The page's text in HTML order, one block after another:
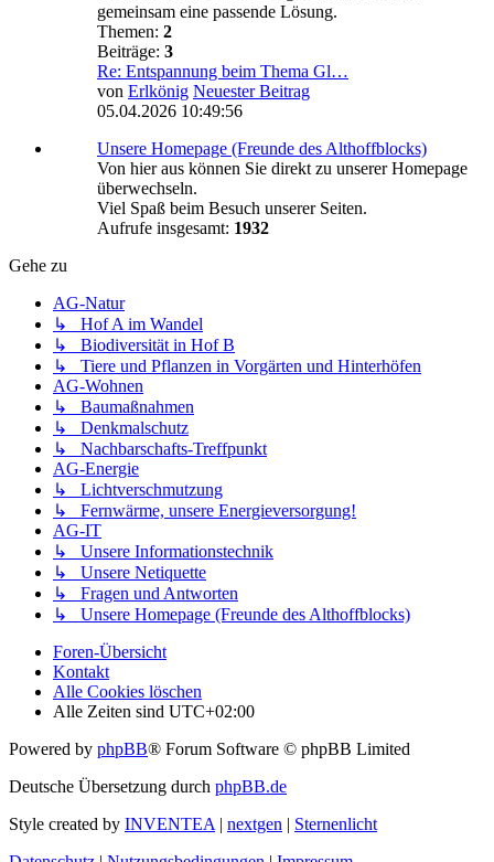
gemeinsam eine passende Lösung.
Themen: 2
Beiträge: 3
Re: Entspannung beim Thema Gl…
von Erlkönig Neuester Beitrag
05.04.2026 10:49:56
Unsere Homepage (Freunde des Althoffblocks)
Von hier aus können Sie direkt zu unserer Homepage
überwechseln.
Viel Spaß beim Besuch unserer Seiten.
Aufrufe insgesamt: 1932
Gehe zu
AG-Natur
↳ Hof A im Wandel
↳ Biodiversität in Hof B
↳ Tiere und Pflanzen in Vorgärten und Hinterhöfen
AG-Wohnen
↳ Baumaßnahmen
↳ Denkmalschutz
↳ Nachbarschafts-Treffpunkt
AG-Energie
↳ Lichtverschmutzung
↳ Fernwärme, unsere Energieversorgung!
AG-IT
↳ Unsere Informationstechnik
↳ Unsere Netiquette
↳ Fragen und Antworten
↳ Unsere Homepage (Freunde des Althoffblocks)
Foren-Übersicht
Kontakt
Alle Cookies löschen
Alle Zeiten sind UTC+02:00
Powered by phpBB® Forum Software © phpBB Limited
Deutsche Übersetzung durch phpBB.de
Style created by INVENTEA | nextgen | Sternenlicht